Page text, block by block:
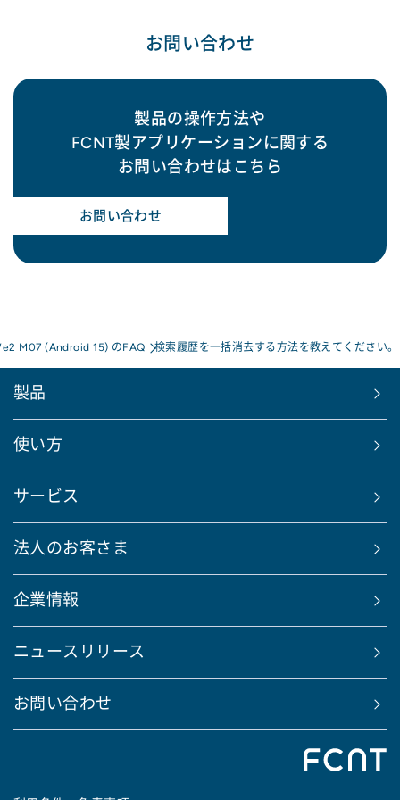
お問い合わせ
製品の操作方法や
FCNT製アプリケーションに関する
お問い合わせはこちら
お問い合わせ
M07 (Android 15) のFAQ 検索履歴を一括消去する方法を教えてください。
製品
使い方
サービス
法人のお客さま
企業情報
ニュースリリース
お問い合わせ